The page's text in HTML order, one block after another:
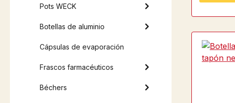
Pots WECK
Botellas de aluminio
Cápsulas de evaporación
Frascos farmacéuticos
Béchers